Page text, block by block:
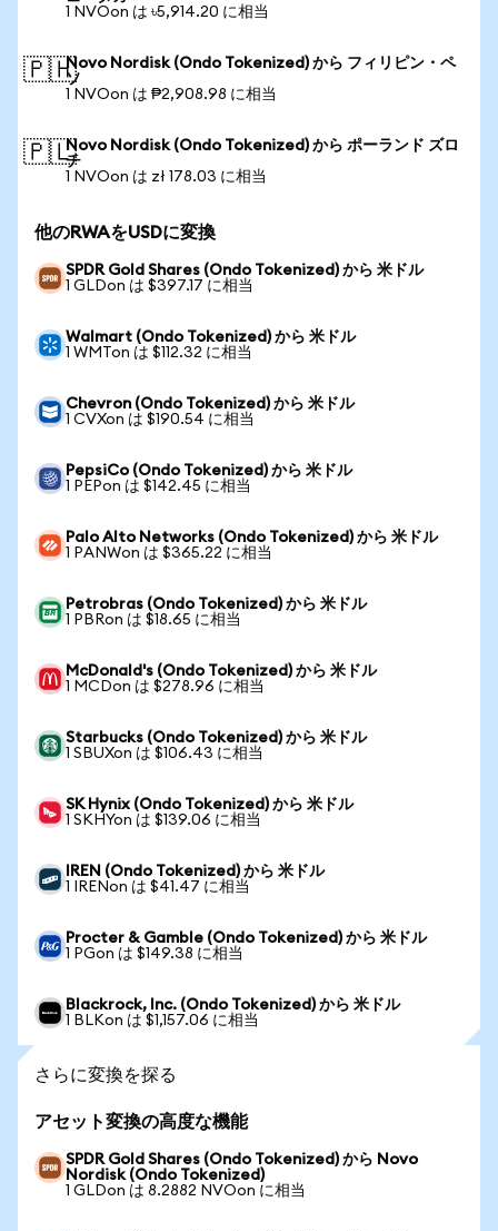
1 NVOon は ৳5,914.20 に相当
🇵🇭Novo Nordisk (Ondo Tokenized) から フィリピン・ペ
ソ
1 NVOon は ₱2,908.98 に相当
🇵🇱Novo Nordisk (Ondo Tokenized) から ポーランド ズロ
チ
1 NVOon は zł 178.03 に相当
他のRWAをUSDに変換
SPDR Gold Shares (Ondo Tokenized) から 米ドル
1 GLDon は $397.17 に相当
Walmart (Ondo Tokenized) から 米ドル
1 WMTon は $112.32 に相当
Chevron (Ondo Tokenized) から 米ドル
1 CVXon は $190.54 に相当
PepsiCo (Ondo Tokenized) から 米ドル
1 PEPon は $142.45 に相当
Palo Alto Networks (Ondo Tokenized) から 米ドル
1 PANWon は $365.22 に相当
Petrobras (Ondo Tokenized) から 米ドル
1 PBRon は $18.65 に相当
McDonald's (Ondo Tokenized) から 米ドル
1 MCDon は $278.96 に相当
Starbucks (Ondo Tokenized) から 米ドル
1 SBUXon は $106.43 に相当
SK Hynix (Ondo Tokenized) から 米ドル
1 SKHYon は $139.06 に相当
IREN (Ondo Tokenized) から 米ドル
1 IRENon は $41.47 に相当
Procter & Gamble (Ondo Tokenized) から 米ドル
1 PGon は $149.38 に相当
Blackrock, Inc. (Ondo Tokenized) から 米ドル
1 BLKon は $1,157.06 に相当
さらに変換を探る
アセット変換の高度な機能
SPDR Gold Shares (Ondo Tokenized) から Novo
Nordisk (Ondo Tokenized)
1 GLDon は 8.2882 NVOon に相当